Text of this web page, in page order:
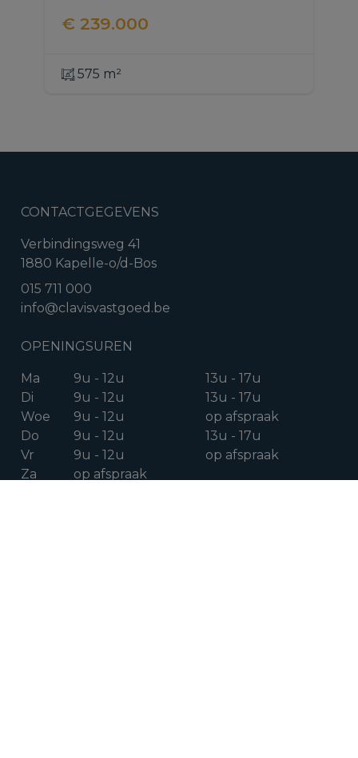
€ 239.000
575 m²
CONTACTGEGEVENS
Verbindingsweg 41
1880 Kapelle-o/d-Bos
015 711 000
info@clavisvastgoed.be
OPENINGSUREN
Ma 9u - 12u
13u - 17u
Di
9u - 12u
13u - 17u
Woe
9u - 12u
op afspraak
Do
9u - 12u
13u - 17u
Vr
9u - 12u
op afspraak
Za
op afspraak